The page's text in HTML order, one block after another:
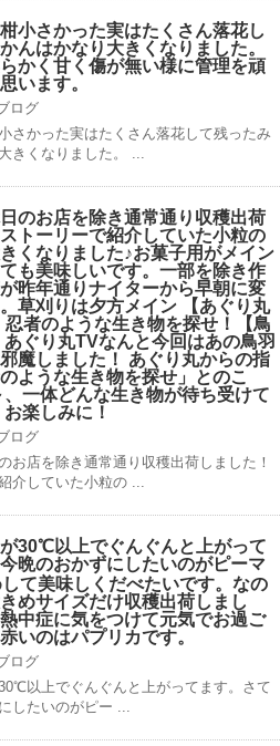
小さかった実はたくさん落花し
んはかなり大きくなりました。
かく甘く傷が無い様に管理を頑
います。
ログ
さかった実はたくさん落花して残ったみ
きくなりました。 ...
のお店を除き通常通り収穫出荷
トーリーで紹介していた小粒の
くなりました♪お菓子用がメイン
も美味しいです。一部を除き作
昨年通りナイターから早朝に変
草刈りは夕方メイン 【あぐり丸
者のような生き物を探せ！【鳥
ぐり丸TVなんと今回はあの鳥羽
魔しました！ あぐり丸からの指
ような生き物を探せ」とのこ
、一体どんな生き物が待ち受けて
楽しみに！
ログ
お店を除き通常通り収穫出荷しました！
介していた小粒の ...
30℃以上でぐんぐんと上がって
晩のおかずにしたいのがピーマ
て美味しくだべたいです。なの
めサイズだけ収穫出荷しまし
中症に気をつけて元気でお過ご
いのはパプリカです。
ログ
以上でぐんぐんと上がってます。さて
したいのがピー ...